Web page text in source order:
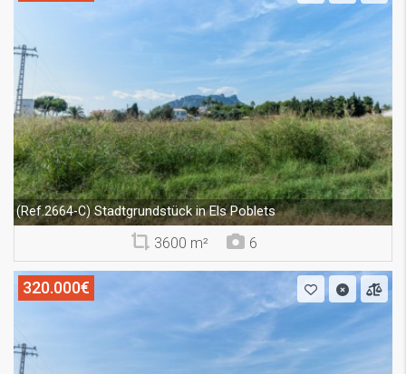
(Ref.2664-C)Stadtgrundstück in Els Poblets
3600 m² 6
320.000€